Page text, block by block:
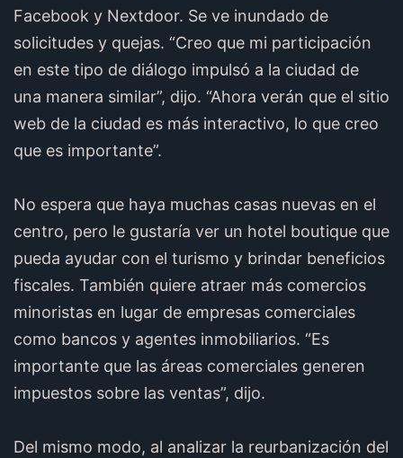
Facebook y Nextdoor. Se ve inundado de
solicitudes y quejas. “Creo que mi participación
en este tipo de diálogo impulsó a la ciudad de
una manera similar”, dijo. “Ahora verán que el sitio
web de la ciudad es más interactivo, lo que creo
que es importante”.
No espera que haya muchas casas nuevas en el
centro, pero le gustaría ver un hotel boutique que
pueda ayudar con el turismo y brindar beneficios
fiscales. También quiere atraer más comercios
minoristas en lugar de empresas comerciales
como bancos y agentes inmobiliarios. “Es
importante que las áreas comerciales generen
impuestos sobre las ventas”, dijo.
Del mismo modo, al analizar la reurbanización del